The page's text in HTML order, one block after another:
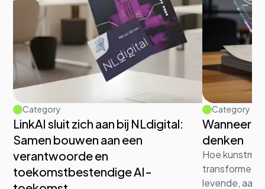
Category
LinkAI sluit zich aan bij NLdigital:
Samen bouwen aan een
verantwoorde en
toekomstbestendige AI-
Category
Wanneer
denken
Hoe
levende,